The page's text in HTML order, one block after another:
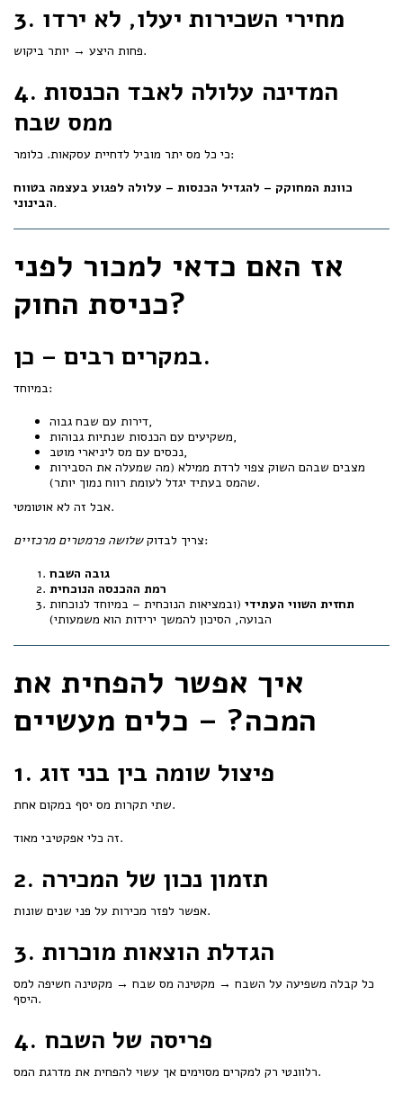
3. מחירי השכירות יעלו, לא ירדו
פחות היצע → יותר ביקוש.
4. המדינה עלולה לאבד הכנסות
ממס שבח
כי כל מס יתר מוביל לדחיית עסקאות. כלומר:
כוונת המחוקק – להגדיל הכנסות – עלולה לפגוע בעצמה בטווח
הבינוני.
אז האם כדאי למכור לפני
כניסת החוק?
במקרים רבים – כן.
במיוחד:
דירות עם שבח גבוה,
משקיעים עם הכנסות שנתיות גבוהות,
נכסים עם מס ליניארי מוטב,
מצבים שבהם השוק צפוי לרדת ממילא (מה שמעלה את הסבירות
שהמס בעתיד יגדל לעומת רווח נמוך יותר).
אבל זה לא אוטומטי.
צריך לבדוקשלושה פרמטרים מרכזיים
:
גובה השבח
רמת ההכנסה הנוכחית
תחזית השווי העתידי (ובמציאות הנוכחית – במיוחד לנוכחות
הבועה, הסיכון להמשך ירידות הוא משמעותי)
איך אפשר להפחית את
המכה? – כלים מעשיים
1. פיצול שומה בין בני זוג
שתי תקרות מס יסף במקום אחת.
זה כלי אפקטיבי מאוד.
2. תזמון נכון של המכירה
אפשר לפזר מכירות על פני שנים שונות.
3. הגדלת הוצאות מוכרות
כל קבלה משפיעה על השבח → מקטינה מס שבח → מקטינה חשיפה למס
היסף.
4. פריסה של השבח
רלוונטי רק למקרים מסוימים אך עשוי להפחית את מדרגת המס.